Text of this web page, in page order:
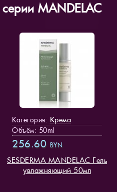
MANDELAC
Категория: Крема
Объём: 50ml
256.60 BYN
SESDERMA MANDELAC Гель
увлажняющий 50мл